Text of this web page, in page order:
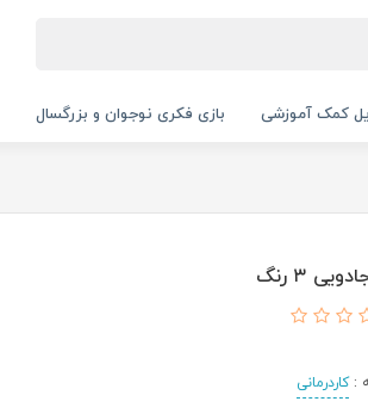
کمک آموزشی بازی فکری نوجوان و بزرگسال
۳ رنگ
:کاردرمانی